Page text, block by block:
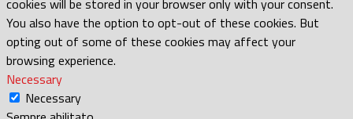
cookies will be stored in your browser only with your consent.
You also have the option to opt-out of these cookies. But
opting out of some of these cookies may affect your
browsing experience.
Necessary
Necessary